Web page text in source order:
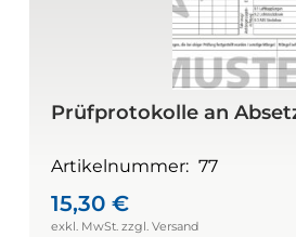
Prüfprotokolle an
Artikelnummer: 77
15,30 €